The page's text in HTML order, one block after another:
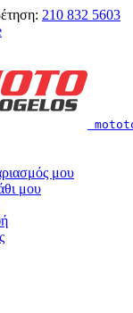
210 832 5603
μου
μου